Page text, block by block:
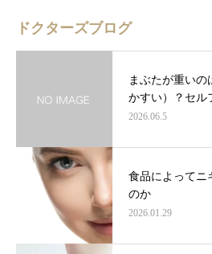
ドクターズブログ
まぶたが重いの
かすい）？セル
2026.06.5
食品によってニ
のか
2026.01.29